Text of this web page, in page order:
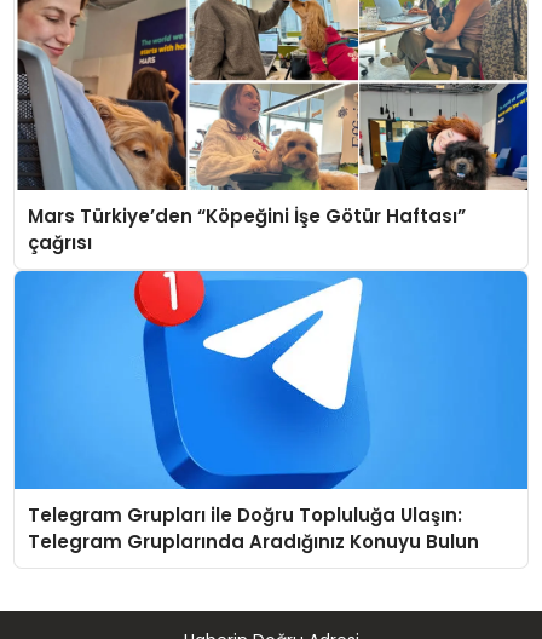
Mars Türkiye’den “Köpeğini İşe Götür Haftası”
çağrısı
Telegram Grupları ile Doğru Topluluğa Ulaşın:
Telegram Gruplarında Aradığınız Konuyu Bulun